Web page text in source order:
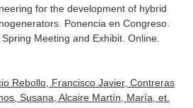
for the development of hybrid
Ponencia en Congreso.
Meeting and Exhibit. Online.
Rebollo, Francisco Javier, Contreras
Susana, Alcaire Martín, María, et.